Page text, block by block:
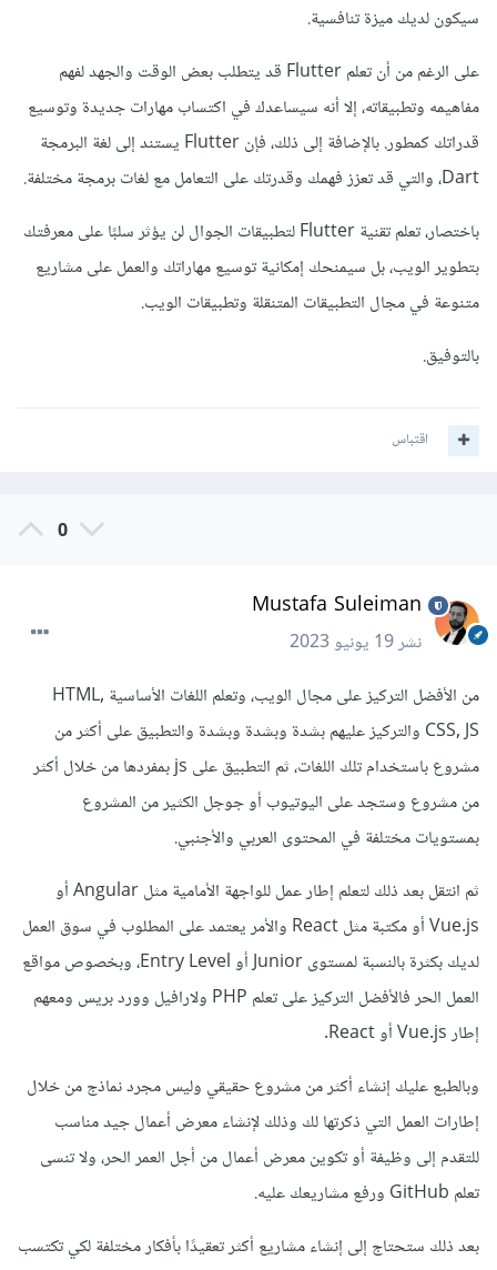
سيكون لديك ميزة تنافسية.
على الرغم من أن تعلم Flutter قد يتطلب بعض الوقت والجهد لفهم
مفاهيمه وتطبيقاته، إلا أنه سيساعدك في اكتساب مهارات جديدة وتوسيع
قدراتك كمطور. بالإضافة إلى ذلك، فإن Flutter يستند إلى لغة البرمجة
Dart، والتي قد تعزز فهمك وقدرتك على التعامل مع لغات برمجة مختلفة.
باختصار، تعلم تقنية Flutter لتطبيقات الجوال لن يؤثر سلبًا على معرفتك
بتطوير الويب، بل سيمنحك إمكانية توسيع مهاراتك والعمل على مشاريع
متنوعة في مجال التطبيقات المتنقلة وتطبيقات الويب.
بالتوفيق.
اقتباس
0
Mustafa Suleiman
نشر19 يونيو 2023
من الأفضل التركيز على مجال الويب، وتعلم اللغات الأساسية HTML,
CSS, JS والتركيز عليهم بشدة وبشدة وبشدة والتطبيق على أكثر من
مشروع باستخدام تلك اللغات، ثم التطبيق على js بمفردها من خلال أكثر
من مشروع وستجد على اليوتيوب أو جوجل الكثير من المشروع
بمستويات مختلفة في المحتوى العربي والأجنبي.
ثم انتقل بعد ذلك لتعلم إطار عمل للواجهة الأمامية مثل Angular أو
Vue.js أو مكتبة مثل React والأمر يعتمد على المطلوب في سوق العمل
لديك بكثرة بالنسبة لمستوى Junior أو Entry Level، وبخصوص مواقع
العمل الحر فالأفضل التركيز على تعلم PHP ولارافيل وورد بريس ومعهم
إطار Vue.js أو React.
وبالطبع عليك إنشاء أكثر من مشروع حقيقي وليس مجرد نماذج من خلال
إطارات العمل التي ذكرتها لك وذلك لإنشاء معرض أعمال جيد مناسب
للتقدم إلى وظيفة أو تكوين معرض أعمال من أجل العمر الحر، ولا تنسى
تعلم GitHub ورفع مشاريعك عليه.
بعد ذلك ستحتاج إلى إنشاء مشاريع أكثر تعقيدًا بأفكار مختلفة لكي تكتسب